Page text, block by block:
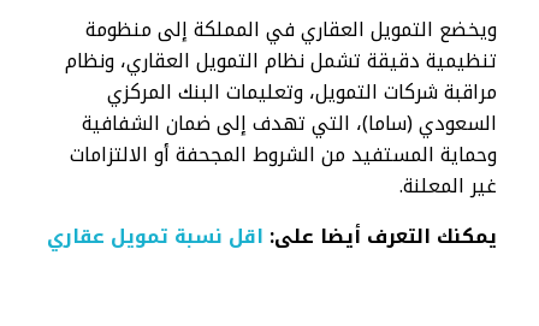
ويخضع التمويل العقاري في المملكة إلى منظومة
تنظيمية دقيقة تشمل نظام التمويل العقاري، ونظام
مراقبة شركات التمويل، وتعليمات البنك المركزي
السعودي (ساما)، التي تهدف إلى ضمان الشفافية
وحماية المستفيد من الشروط المجحفة أو الالتزامات
غير المعلنة.
يمكنك التعرف أيضا على: اقل نسبة تمويل عقاري